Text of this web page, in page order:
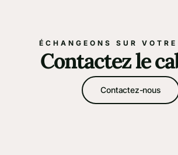
ÉCHANGEONS SUR
Contactez le
Contactez-nous